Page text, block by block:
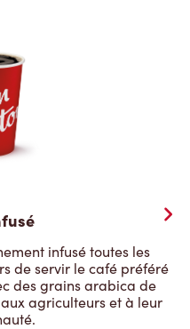
infusé toutes les
de servir le café préféré
des grains arabica de
agriculteurs et à leur